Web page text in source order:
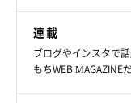
連載
ブログやインスタで
もちWEB MAGAZINE